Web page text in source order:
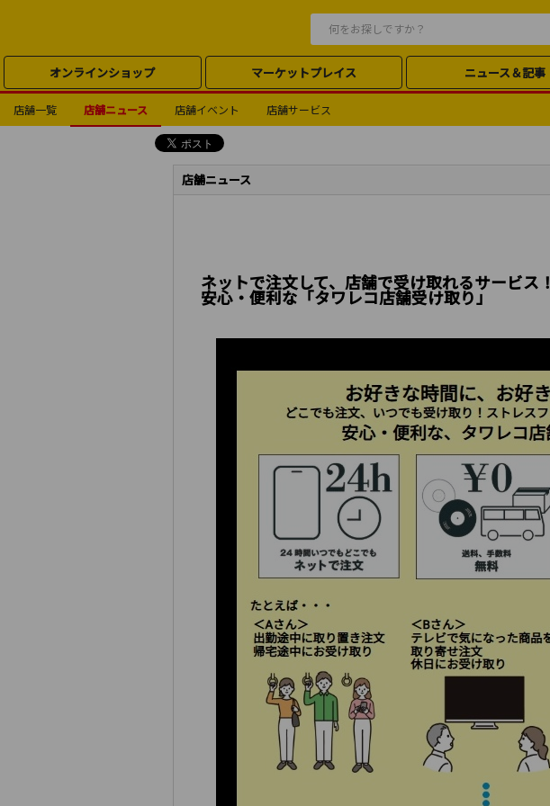
オンラインショップ マーケットプレイス ニュース＆記事
店舗一覧 店舗ニュース 店舗イベント 店舗サービス
店舗ニュース
ネットで注文して、店舗で受け取れるサービス！
安心・便利な「タワレコ店舗受け取り」